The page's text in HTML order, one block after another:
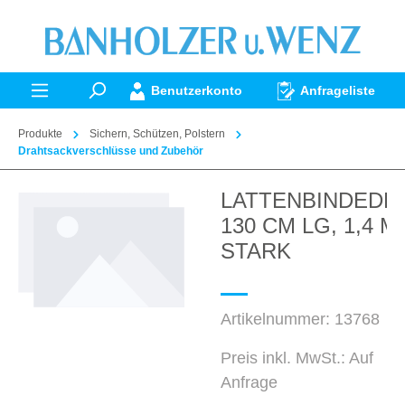
springen
Benutzerkonto Anfrageliste
Produkte
Sichern, Schützen, Polstern
Drahtsackverschlüsse und Zubehör
130 CM LG, 1,4
STARK
Artikelnummer: 13768
Preis inkl. MwSt.: Auf
Anfrage